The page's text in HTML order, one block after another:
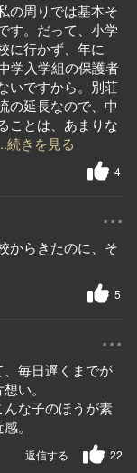
の周りでは基本そ
す。だって、小学
に行かず、年に
学入学組の保護者
いですから。別荘
の延長なので、中
ことは、あまりな
続きを見る
4
...
からきたのに、そ
5
...
毎日遅くまでが
い。
な子のほうが素
。
22
返信する